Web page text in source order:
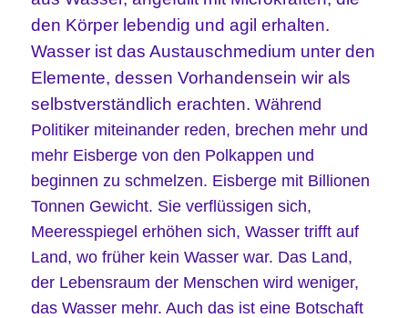
den Körper lebendig und agil erhalten.
Wasser ist das Austauschmedium unter den
Elemente, dessen Vorhandensein wir als
selbstverständlich erachten.Während
Politiker miteinander reden, brechen mehr und
mehr Eisberge von den Polkappen und
beginnen zu schmelzen. Eisberge mit Billionen
Tonnen Gewicht. Sie verflüssigen sich,
Meeresspiegel erhöhen sich, Wasser trifft auf
Land, wo früher kein Wasser war. Das Land,
der Lebensraum der Menschen wird weniger,
das Wasser mehr. Auch das ist eine Botschaft